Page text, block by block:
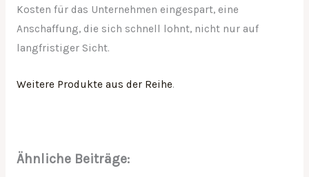
Kosten für das Unternehmen eingespart, eine
Anschaffung, die sich schnell lohnt, nicht nur auf
langfristiger Sicht.
Weitere Produkte aus der Reihe.
Ähnliche Beiträge: